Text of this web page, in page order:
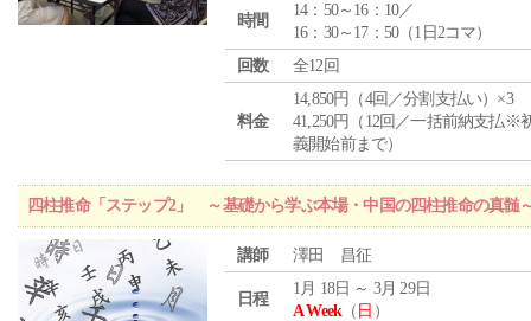
時間
14：50～16：10／
16：30～17：50（1日2コマ）
回数
全12回
料金
14,850円（4回／分割支払い）×3
41,250円（12回／一括前納支払※
義開始前まで）
四柱推命「ステップ2」 ～基礎から学ぶ本場・中国の四柱推命の真髄
講師 澤田 昌征
日程
1月 18日 ～ 3月 29日
A Week（ 日 ）